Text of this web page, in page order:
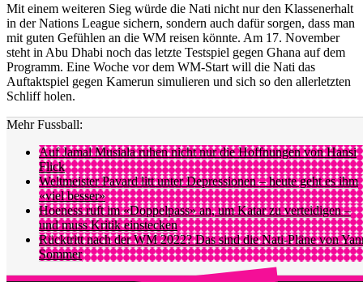
Mit einem weiteren Sieg würde die Nati nicht nur den Klassenerhalt
in der Nations League sichern, sondern auch dafür sorgen, dass man
mit guten Gefühlen an die WM reisen könnte. Am 17. November
steht in Abu Dhabi noch das letzte Testspiel gegen Ghana auf dem
Programm. Eine Woche vor dem WM-Start will die Nati das
Auftaktspiel gegen Kamerun simulieren und sich so den allerletzten
Schliff holen.
Mehr Fussball:
Auf Jamal Musiala ruhen nicht nur die Hoffnungen von Hansi
Flick
Weltmeister Pavard litt unter Depressionen – heute geht es ihm
«viel besser»
Hoeness ruft im «Doppelpass» an, um Katar zu verteidigen –
und muss Kritik einstecken
Rücktritt nach der WM 2022? Das sind die Nati-Pläne von
Sommer